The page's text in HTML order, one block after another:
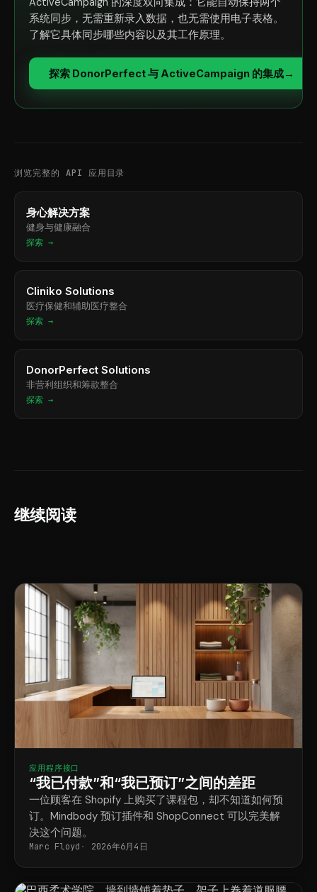
系统同步，无需重新录入数据，也无需使用电子表格。
了解它具体同步哪些内容以及其工作原理。
探索 DonorPerfect 与 ActiveCampaign 的集成→
浏览完整的 API 应用目录
身心解决方案
健身与健康融合
探索 →
Cliniko Solutions
医疗保健和辅助医疗整合
探索 →
DonorPerfect Solutions
非营利组织和筹款整合
探索 →
继续阅读
应用程序接口
“我已付款”和“我已预订”之间的差距
一位顾客在 Shopify 上购买了课程包，却不知道如何预
订。Mindbody 预订插件和 ShopConnect 可以完美解
决这个问题。
Marc Floyd 2026年6月4日